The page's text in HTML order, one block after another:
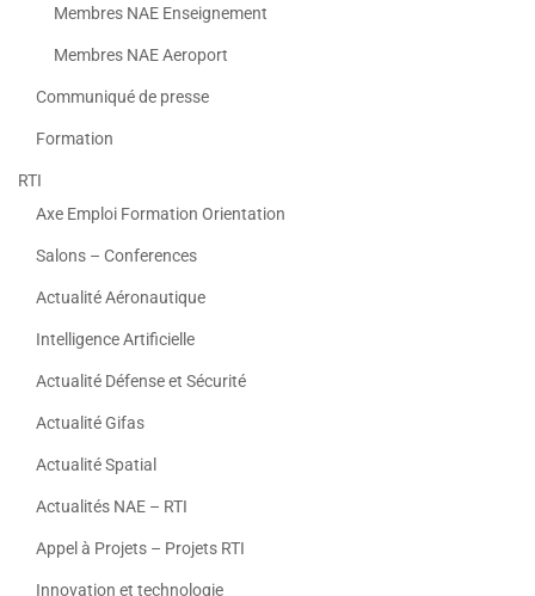
Membres NAE Enseignement
Membres NAE Aeroport
Communiqué de presse
Formation
RTI
Axe Emploi Formation Orientation
Salons – Conferences
Actualité Aéronautique
Intelligence Artificielle
Actualité Défense et Sécurité
Actualité Gifas
Actualité Spatial
Actualités NAE – RTI
Appel à Projets – Projets RTI
Innovation et technologie